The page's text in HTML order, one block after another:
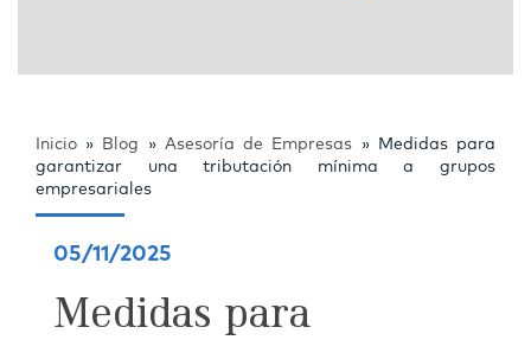
Inicio » Blog » Asesoría de Empresas »
Medidas para
garantizar una tributación mínima a grupos
empresariales
05/11/2025
Medidas para